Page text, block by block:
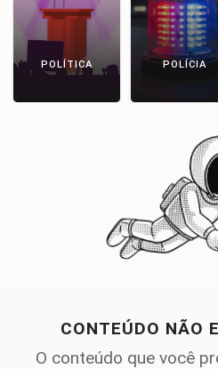
POLÍTICA POLÍCIA
CONTEÚDO NÃO
O conteúdo que você